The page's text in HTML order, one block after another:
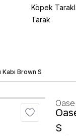
Köpek
Tarak
Brown S
Oase
S